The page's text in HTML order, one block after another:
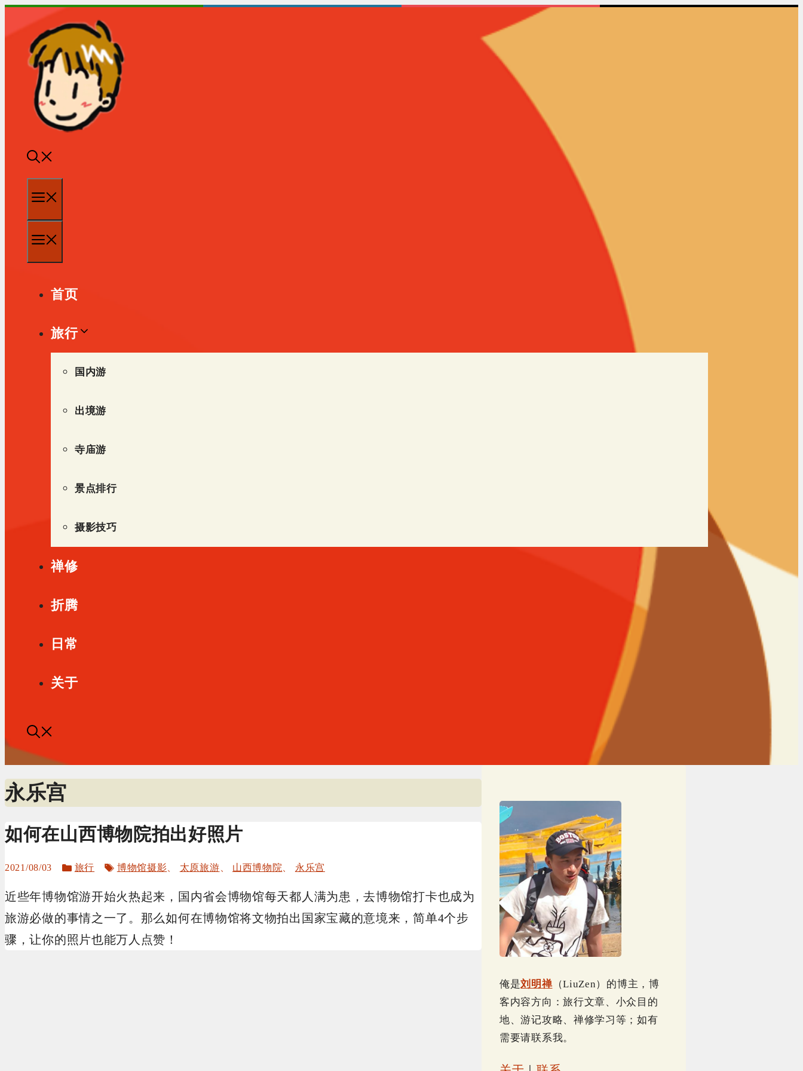
至
首页
旅行
国内游
出境游
寺庙游
景点排行
摄影技巧
禅修
折腾
日常
关于
永乐宫
如何在山西博物院拍出好照片
2021/08/03
分
旅行
标
博物馆摄影 太原旅游 山西博物院 永乐宫
近些年博物馆游开始火热起来，国内省会博物馆每天都人满为患，去博物馆打卡也成为
旅游必做的事情之一了。那么如何在博物馆将文物拍出国家宝藏的意境来，简单4个步
骤，让你的照片也能万人点赞！
俺是刘明禅（LiuZen）的博主，博
客内容方向：旅行文章、小众目的
地、游记攻略、禅修学习等；如有
需要请联系我。